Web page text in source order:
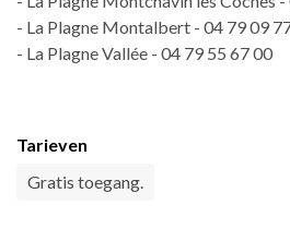
- La Plagne Montalbert - 04 79 09
- La Plagne Vallée - 04 79 55 67 00
Tarieven
Gratis toegang.